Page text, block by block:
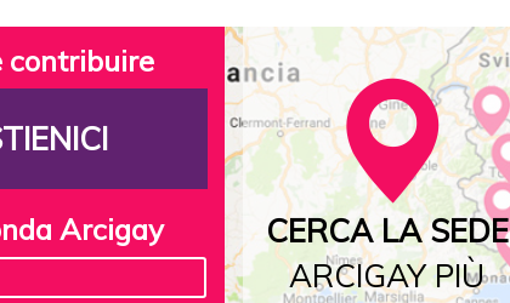
contribuire
Arcigay
CERCA LA SEDE
ARCIGAY PIÙ